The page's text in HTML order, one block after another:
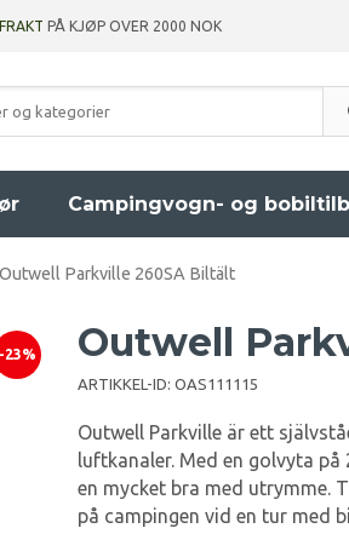
PÅ KJØP OVER 2000 NOK
Campingvogn- og
Outwell Parkville 260SA Biltält
-23% Outwell
ARTIKKEL-ID: OAS111115
Outwell Parkville är ett
luftkanaler. Med en golvyta
en mycket bra med utrymme.
på campingen vid en tur med